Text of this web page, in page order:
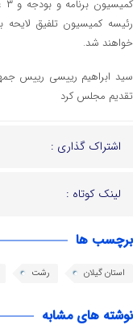
خواهند شد.
تقدیم مجلس کرد
اشتراک گذاری :
لینک کوتاه :
برچسب ها
استان گیلان رشت
نوشته های مشابه